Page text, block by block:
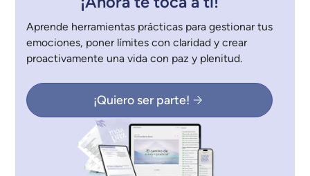
Aprende herramientas prácticas para gestionar tus
emociones, poner límites con claridad y crear
proactivamente una vida con paz y plenitud.
¡Quiero ser parte!